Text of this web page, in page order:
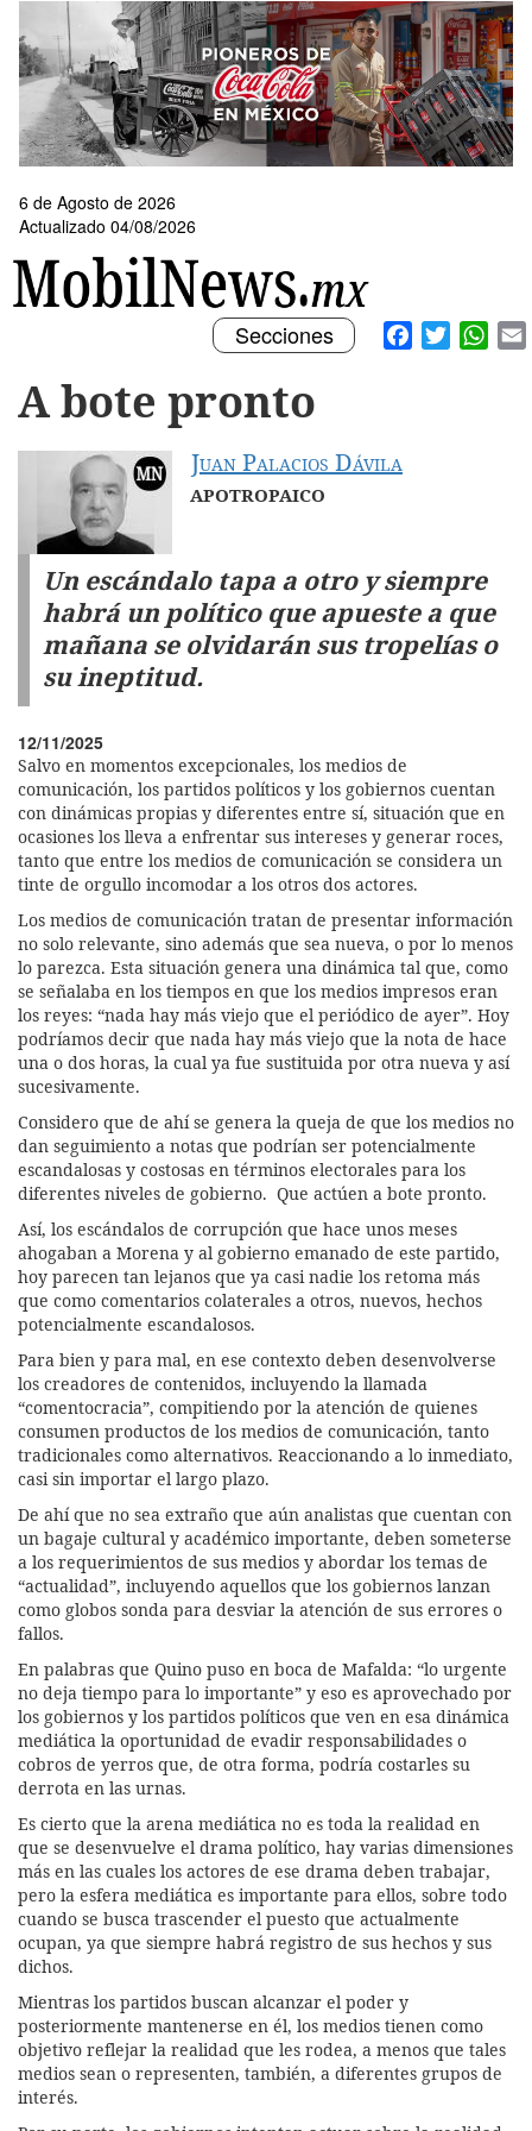
contenido
principal
6 de Agosto de 2026
Actualizado 04/08/2026
Facebook
Twitter
Toggle
navigation
Secciones
A bote pronto
Juan Palacios Dávila
APOTROPAICO
Un escándalo tapa a otro y siempre
habrá un político que apueste a que
mañana se olvidarán sus tropelías o
su ineptitud.
12/11/2025
Salvo en momentos excepcionales, los medios de
comunicación, los partidos políticos y los gobiernos cuentan
con dinámicas propias y diferentes entre sí, situación que en
ocasiones los lleva a enfrentar sus intereses y generar roces,
tanto que entre los medios de comunicación se considera un
tinte de orgullo incomodar a los otros dos actores.
Los medios de comunicación tratan de presentar información
no solo relevante, sino además que sea nueva, o por lo menos
lo parezca. Esta situación genera una dinámica tal que, como
se señalaba en los tiempos en que los medios impresos eran
los reyes: “nada hay más viejo que el periódico de ayer”. Hoy
podríamos decir que nada hay más viejo que la nota de hace
una o dos horas, la cual ya fue sustituida por otra nueva y así
sucesivamente.
Considero que de ahí se genera la queja de que los medios no
dan seguimiento a notas que podrían ser potencialmente
escandalosas y costosas en términos electorales para los
diferentes niveles de gobierno. Que actúen a bote pronto.
Así, los escándalos de corrupción que hace unos meses
ahogaban a Morena y al gobierno emanado de este partido,
hoy parecen tan lejanos que ya casi nadie los retoma más
que como comentarios colaterales a otros, nuevos, hechos
potencialmente escandalosos.
Para bien y para mal, en ese contexto deben desenvolverse
los creadores de contenidos, incluyendo la llamada
“comentocracia”, compitiendo por la atención de quienes
consumen productos de los medios de comunicación, tanto
tradicionales como alternativos. Reaccionando a lo inmediato,
casi sin importar el largo plazo.
De ahí que no sea extraño que aún analistas que cuentan con
un bagaje cultural y académico importante, deben someterse
a los requerimientos de sus medios y abordar los temas de
“actualidad”, incluyendo aquellos que los gobiernos lanzan
como globos sonda para desviar la atención de sus errores o
fallos.
En palabras que Quino puso en boca de Mafalda: “lo urgente
no deja tiempo para lo importante” y eso es aprovechado por
los gobiernos y los partidos políticos que ven en esa dinámica
mediática la oportunidad de evadir responsabilidades o
cobros de yerros que, de otra forma, podría costarles su
derrota en las urnas.
Es cierto que la arena mediática no es toda la realidad en
que se desenvuelve el drama político, hay varias dimensiones
más en las cuales los actores de ese drama deben trabajar,
pero la esfera mediática es importante para ellos, sobre todo
cuando se busca trascender el puesto que actualmente
ocupan, ya que siempre habrá registro de sus hechos y sus
dichos.
Mientras los partidos buscan alcanzar el poder y
posteriormente mantenerse en él, los medios tienen como
objetivo reflejar la realidad que les rodea, a menos que tales
medios sean o representen, también, a diferentes grupos de
interés.